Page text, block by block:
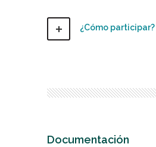
¿Cómo participar?
Documentación